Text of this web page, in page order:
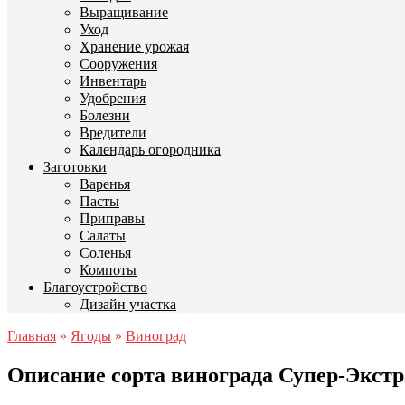
Выращивание
Уход
Хранение урожая
Сооружения
Инвентарь
Удобрения
Болезни
Вредители
Календарь огородника
Заготовки
Варенья
Пасты
Приправы
Салаты
Соленья
Компоты
Благоустройство
Дизайн участка
Главная » Ягоды » Виноград
Описание сорта винограда Супер-